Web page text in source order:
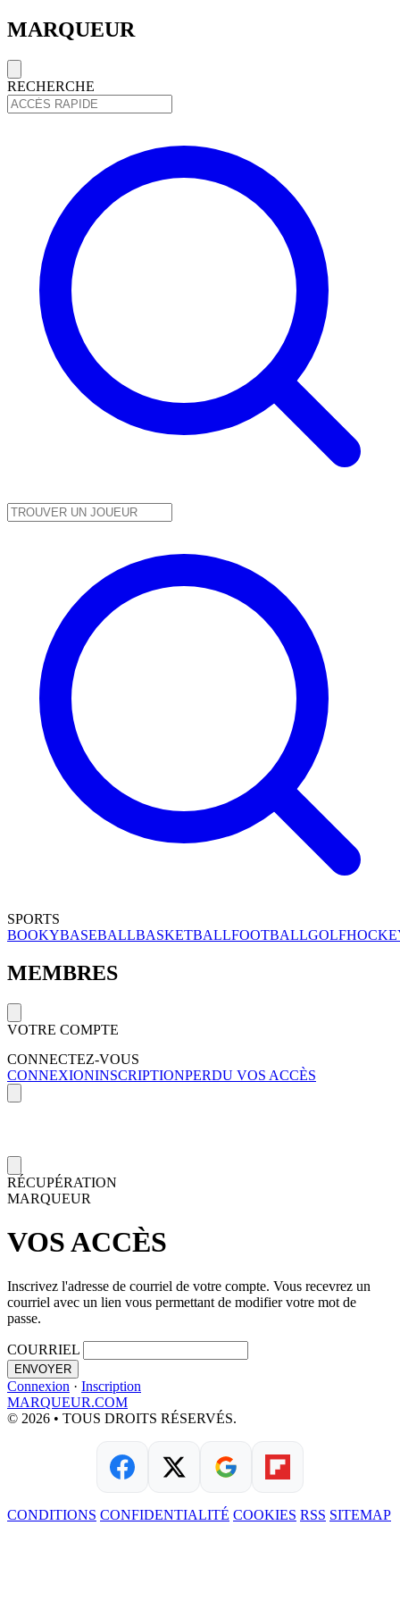
MARQUEUR
RECHERCHE
SPORTS
BOOKYBASEBALLBASKETBALLFOOTBALLGOLF
MEMBRES
VOTRE COMPTE
CONNECTEZ-VOUS
CONNEXIONINSCRIPTIONPERDU VOS ACCÈS
RÉCUPÉRATION
MARQUEUR
VOS ACCÈS
Inscrivez l'adresse de courriel de votre compte. Vous recevrez un
courriel avec un lien vous permettant de modifier votre mot de
passe.
COURRIEL
ENVOYER
Connexion · Inscription
MARQUEUR.COM
© 2026 • TOUS DROITS RÉSERVÉS.
CONDITIONS CONFIDENTIALITÉ COOKIES RSS SITEMAP